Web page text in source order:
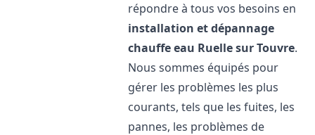
répondre à tous vos besoins en
installation et dépannage
chauffe eau Ruelle sur Touvre.
Nous sommes équipés pour
gérer les problèmes les plus
courants, tels que les fuites, les
pannes, les problèmes de